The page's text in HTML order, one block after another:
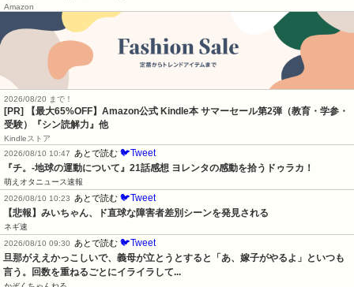
Amazon
2026/08/20 まで！
[PR]
【最大65%OFF】Amazon公式 Kindle本 サマーセール第2弾（教育・学参・
受験）『シン読解力』他
Kindleストア
2026/08/10 10:47
あとで読む 🐦Tweet
『チ。-地球の運動について』21話感想 ヨレンタの感動を拾うドゥラカ！
萌えオタニュース速報
2026/08/10 10:23
あとで読む 🐦Tweet
【悲報】みいちゃん、ド直球な障害者差別シーンを発見される
ネギ速
2026/08/10 09:30
あとで読む 🐦Tweet
旦那がええかっこしいで、義母が立とうとすると「あ、嫁子がやるよ」といつも
言う。回数を重ねるごとにイライラして...